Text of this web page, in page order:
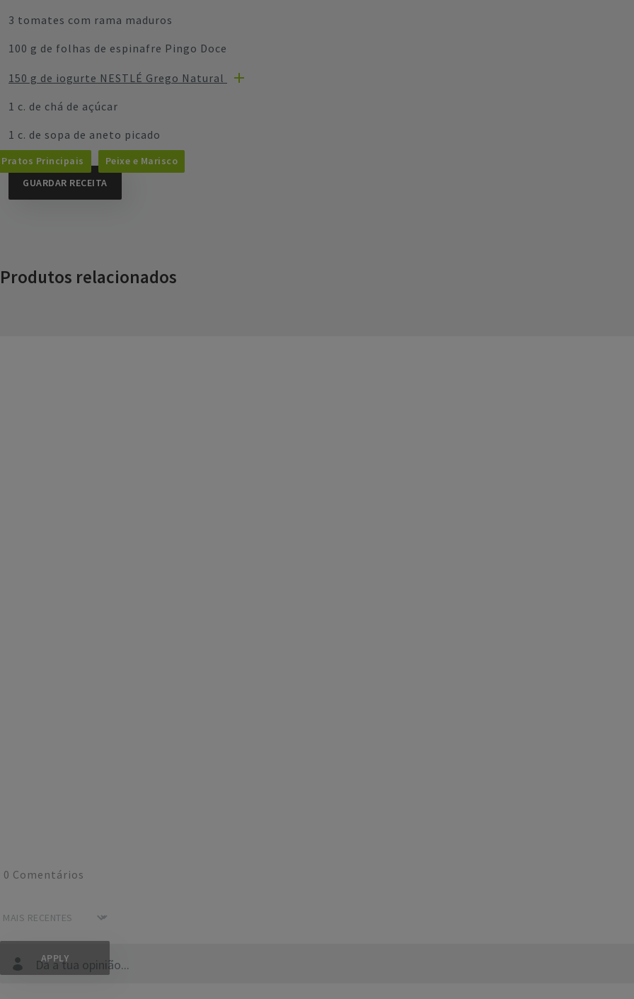
3 tomates com rama maduros
100 g de folhas de espinafre Pingo Doce
150 g de iogurte NESTLÉ Grego Natural
1 c. de chá de açúcar
1 c. de sopa de aneto picado
GUARDAR RECEITA
Pratos Principais Peixe e Marisco
Produtos relacionados
Dá a tua opinião...
0 Comentários